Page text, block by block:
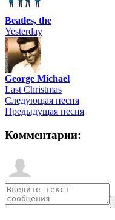
Beatles, the
Yesterday
George Michael
Last Christmas
Следующая песня
Предыдущая песня
Комментарии: